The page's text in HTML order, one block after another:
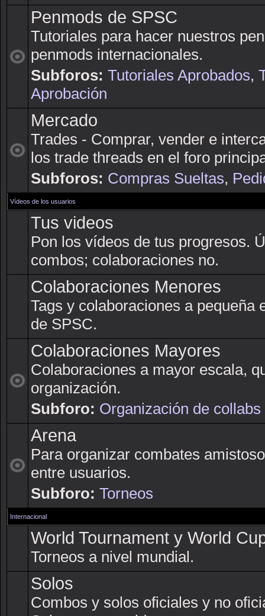
Penmods de SPSC
Tutoriales para hacer nuestros
penmods internacionales.
Subforos: Tutoriales Aprobados,
Aprobación
Mercado
Trades - Comprar, vender e
los trade threads en el foro
Subforos: Compras Sueltas,
Vídeos de los usuarios
Tus videos
Pon los vídeos de tus progresos.
combos; colaboraciones no.
Colaboraciones Menores
Tags y colaboraciones a pequeña
de SPSC.
Colaboraciones Mayores
Colaboraciones a mayor escala,
organización.
Subforo: Organización de collabs
Arena
Para organizar combates
entre usuarios.
Subforo: Torneos
Internacional
World Tournament y World
Torneos a nivel mundial.
Solos
Combos y solos oficiales y no